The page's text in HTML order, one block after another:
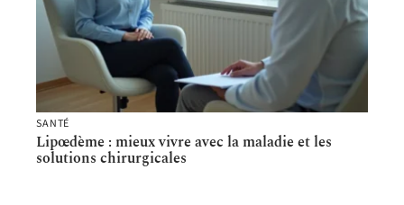
SANTÉ
Lipœdème : mieux vivre avec la maladie et les
solutions chirurgicales